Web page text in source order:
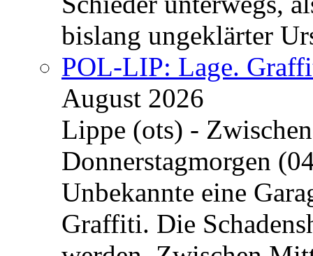
bislang ungeklärter
POL-LIP: Lage.
August 2026
Lippe (ots) -
Donnerstagmorgen
Unbekannte eine
Graffiti. Die